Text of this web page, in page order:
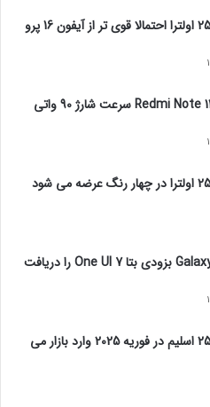
گلکسی اس 25 اولترا احتمالا قوی تر از آیفون 16 پرو
گوشی Redmi Note 14 Pro سرعت شارژ 90 واتی
گوشی Galaxy A55 بزودی بتا One UI 7 را دریافت
گلکسی اس 25 اسلیم در فوریه 2025 وارد بازار می